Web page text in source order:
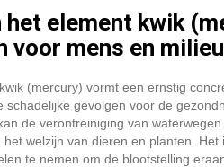
element kwik
voor mens en
(mercury) vormt een ernstig
schadelijke gevolgen voor de
de verontreiniging van
welzijn van dieren en planten.
te nemen om de blootstelling